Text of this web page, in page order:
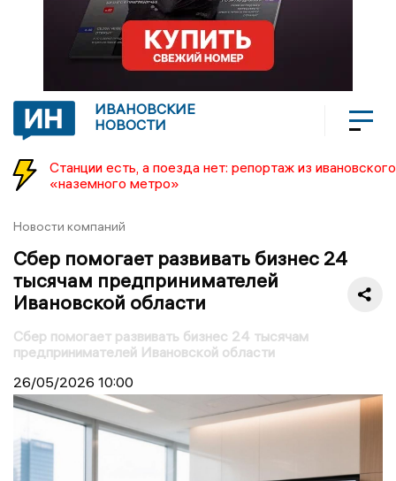
ИВАНОВСКИЕ
НОВОСТИ
Станции есть, а поезда нет: репортаж из ивановского
«наземного метро»
Новости компаний
Сбер помогает развивать бизнес 24
тысячам предпринимателей
Ивановской области
Сбер помогает развивать бизнес 24 тысячам
предпринимателей Ивановской области
26/05/2026 10:00